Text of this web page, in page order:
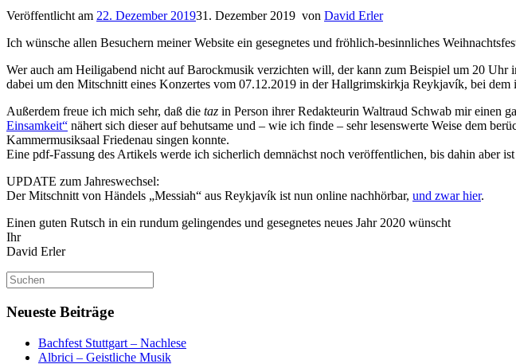
Veröffentlicht am 22. Dezember 201931. Dezember 2019 von David Erler
Ich wünsche allen Besuchern meiner Website ein gesegnetes und fröhlich-besinnliches
Wer auch am Heiligabend nicht auf Barockmusik verzichten will, der kann zum Beispiel um 20 Uhr
dabei um den Mitschnitt eines Konzertes vom 07.12.2019 in der Hallgrimskirkja Reykjavík, bei
Außerdem freue ich mich sehr, daß die taz in Person ihrer Redakteurin Waltraud Schwab mir einen
Einsamkeit“ nähert sich dieser auf behutsame und – wie ich finde – sehr lesenswerte Weise dem
Kammermusiksaal Friedenau singen konnte.
Eine pdf-Fassung des Artikels werde ich sicherlich demnächst noch veröffentlichen, bis dahin aber
UPDATE zum Jahreswechsel:
Der Mitschnitt von Händels „Messiah“ aus Reykjavík ist nun online nachhörbar, und zwar hier.
Einen guten Rutsch in ein rundum gelingendes und gesegnetes neues Jahr 2020 wünscht
Ihr
David Erler
Suchen
nach:
Neueste Beiträge
Bachfest Stuttgart – Nachlese
Albrici – Geistliche Musik